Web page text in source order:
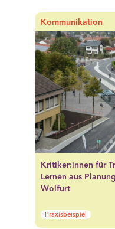
Kommunikation
Kritiker:innen für
Lernen aus
Wolfurt
Praxisbeispiel